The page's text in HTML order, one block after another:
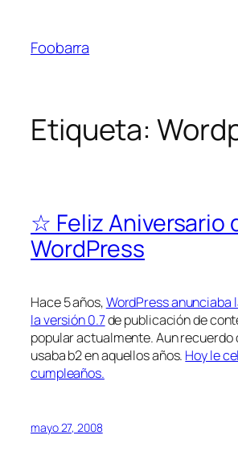
contenido
Foobarra
Etiqueta:
☆ Feliz Aniversario
WordPress
Hace 5 años,WordPress anunciaba
la versión 0.7de publicación de
popular actualmente. Aun recuerdo
usaba b2 en aquellos años. Hoy le
cumpleaños.
mayo 27, 2008